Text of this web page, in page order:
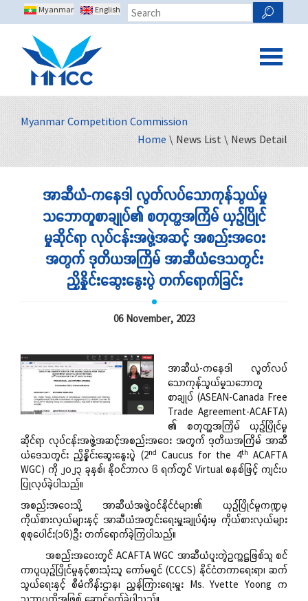
Myanmar English
Myanmar Competition Commission
Home \ News List \ News Detail
အာဆီယံ-ကနေဒါ လွတ်လပ်သောကုန်သွယ်မှု
သဘောတူစာချုပ်၏ စတုတ္ထအကြိမ် ယှဉ်ပြိုင်
မှုဆိုင်ရာ လုပ်ငန်းအဖွဲ့အဆင့် အစည်းအဝေး
အတွက် ဒုတိယအကြိမ် အာဆီယံဒေသတွင်း
ညှိနှိုင်းဆွေးနွေးပွဲ တက်ရောက်ခြင်း
06 November, 2023
အာဆီယံ-ကနေဒါ လွတ်လပ်
သောကုန်သွယ်မှုသဘောတူ
စာချုပ် (ASEAN-Canada Free
Trade Agreement-ACAFTA)
၏ စတုတ္ထအကြိမ် ယှဉ်ပြိုင်မှု
ဆိုင်ရာ လုပ်ငန်းအဖွဲ့အဆင့်အစည်းအဝေး အတွက် ဒုတိယအကြိမ် အာဆီ
ယံဒေသတွင်း ညှိနှိုင်းဆွေးနွေးပွဲ (2nd Caucus for the 4th ACAFTA
WGC) ကို ၂၀၂၃ ခုနှစ်၊ နိုဝင်ဘာလ ၆ ရက်တွင် Virtual စနစ်ဖြင့် ကျင်းပ
ပြုလုပ်ခဲ့ပါသည်။
အစည်းအဝေးသို့ အာဆီယံအဖွဲ့ဝင်နိုင်ငံများ၏ ယှဉ်ပြိုင်မှုကဏ္ဍမှ
ကိုယ်စားလှယ်များနှင့် အာဆီယံအတွင်းရေးမှူးချုပ်ရုံးမှ ကိုယ်စားလှယ်များ
စုစုပေါင်း(၁၆)ဦး တက်ရောက်ခဲ့ကြပါသည်။
အစည်းအဝေးတွင် ACAFTA WGC အာဆီယံပူးတွဲဥက္ကဋ္ဌဖြစ်သူ စင်
ကာပူယှဉ်ပြိုင်မှုနှင့်စားသုံးသူ ကော်မရှင် (CCCS) နိုင်ငံတကာရေးရာ၊ ဆက်
သွယ်ရေးနှင့် စီမံကိန်းဌာန၊ ညွှန်ကြားရေးမှူး Ms. Yvette Yoong က